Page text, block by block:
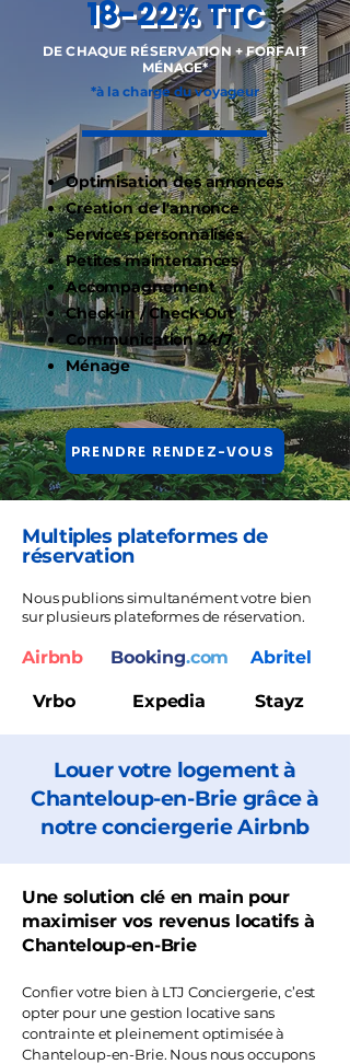
18-22% TTC
DE CHAQUE RÉSERVATION + FORFAIT
MÉNAGE*
*à la charge du voyageur
Optimisation des annonces​
Création de l'annonce
Services personnalisés
Petites maintenances
Accompagnement
Check-in / Check-Out
Communication 24/7
​Ménage ​​​
PRENDRE RENDEZ-VOUS
Multiples plateformes de
réservation
Nous publions simultanément votre bien
sur plusieurs plateformes de réservation.
Airbnb
Vrbo
Booking.com
Expedia
Abritel
Stayz
Louer votre logement à
Chanteloup-en-Brie grâce à
notre conciergerie Airbnb
Une solution clé en main pour
maximiser vos revenus locatifs à
Chanteloup-en-Brie
Confier votre bien à LTJ Conciergerie, c’est
opter pour une gestion locative sans
contrainte et pleinement optimisée à
Chanteloup-en-Brie. Nous nous occupons